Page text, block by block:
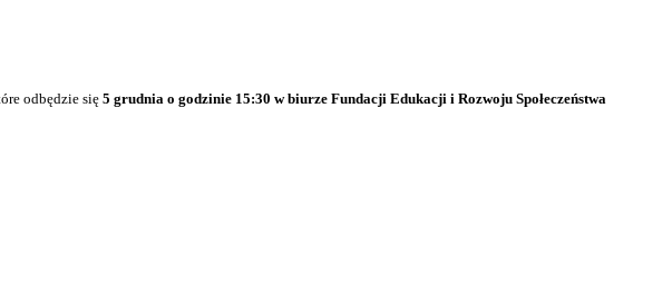
odbędzie się 5 grudnia o godzinie 15:30 w biurze Fundacji Edukacji i Rozwoju Społeczeństwa